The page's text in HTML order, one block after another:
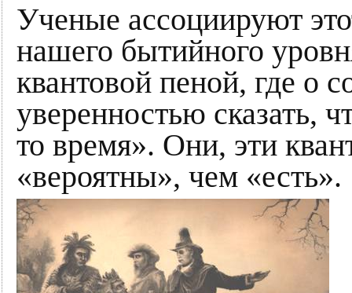
Ученые ассоциируют
нашего бытийного
квантовой пеной, где о
уверенностью сказать,
то время». Они, эти
«вероятны», чем «есть».